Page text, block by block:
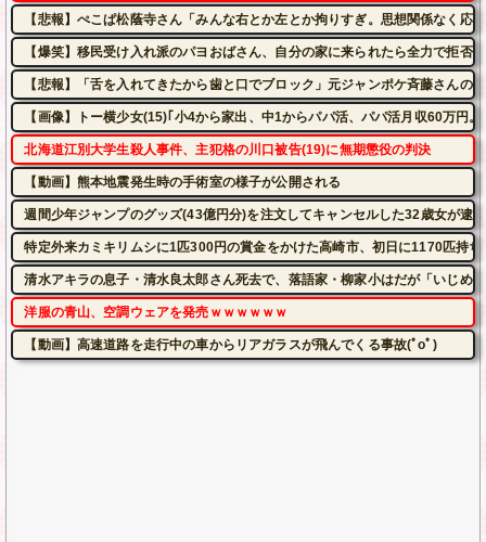
【悲報】ぺこぱ松蔭寺さん「みんな右とか左とか拘りすぎ。思想関係なく応
【爆笑】移民受け入れ派のパヨおばさん、自分の家に来られたら全力で拒否
【悲報】「舌を入れてきたから歯と口でブロック」元ジャンポケ斉藤さんの
【画像】トー横少女(15)｢小4から家出、中1からパパ活、パパ活月収60万円。
北海道江別大学生殺人事件、主犯格の川口被告(19)に無期懲役の判決
【動画】熊本地震発生時の手術室の様子が公開される
週間少年ジャンプのグッズ(43億円分)を注文してキャンセルした32歳女が逮捕
特定外来カミキリムシに1匹300円の賞金をかけた高崎市、初日に1170匹持ち
清水アキラの息子・清水良太郎さん死去で、落語家・柳家小はだが「いじめ
洋服の青山、空調ウェアを発売ｗｗｗｗｗｗ
【動画】高速道路を走行中の車からリアガラスが飛んでくる事故(ﾟoﾟ)